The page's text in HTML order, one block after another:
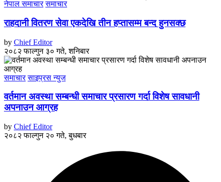
नेपाल समाचार समाचार
राहदानी वितरण सेवा एकदेखि तीन हप्तासम्म बन्द हुनसक्छ
by Chief Editor
२०८२ फाल्गुन ३० गते, शनिबार
समाचार साइप्रस न्युज
वर्तमान अवस्था सम्बन्धी समाचार प्रसारण गर्दा विशेष सावधानी
अपनाउन आग्रह
by Chief Editor
२०८२ फाल्गुन २० गते, बुधबार